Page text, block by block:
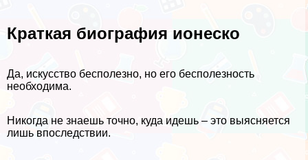
Краткая биография ионеско
Да, искусство бесполезно, но его бесполезность
необходима.
Никогда не знаешь точно, куда идешь – это выясняется
лишь впоследствии.